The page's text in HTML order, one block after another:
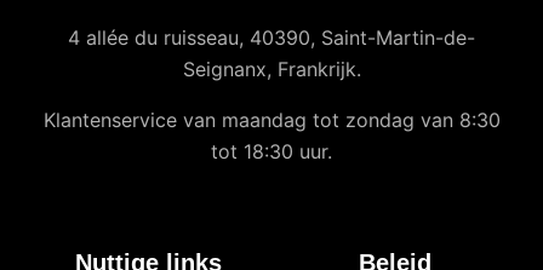
4 allée du ruisseau, 40390, Saint-Martin-de-
Seignanx, Frankrijk.
Klantenservice van maandag tot zondag van 8:30
tot 18:30 uur.
Nuttige links Beleid